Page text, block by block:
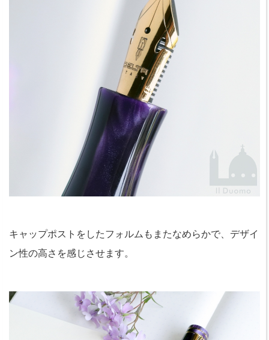
キャップポストをしたフォルムもまたなめらかで、デザイ
ン性の高さを感じさせます。